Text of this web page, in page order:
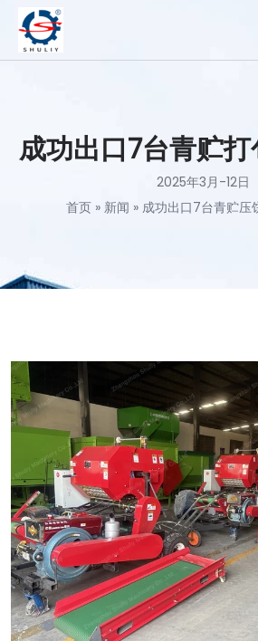
成功出口7台青贮
2025年3月-12日
首页» 新闻 » 成功出口7台青贮压